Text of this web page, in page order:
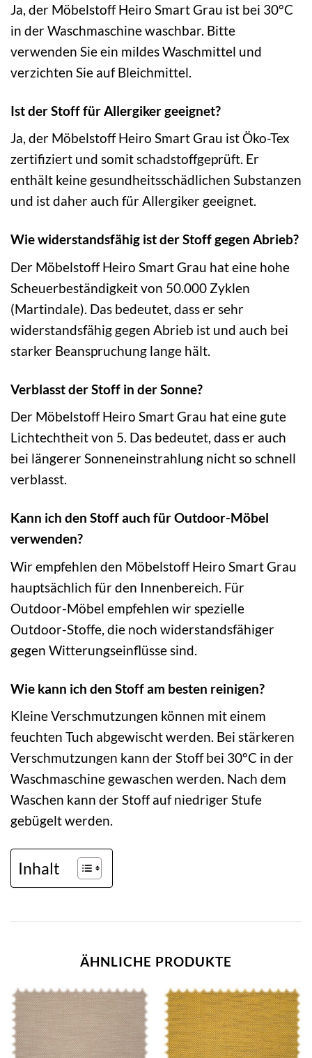
Ja, der Möbelstoff Heiro Smart Grau ist bei 30°C
in der Waschmaschine waschbar. Bitte
verwenden Sie ein mildes Waschmittel und
verzichten Sie auf Bleichmittel.
Ist der Stoff für Allergiker geeignet?
Ja, der Möbelstoff Heiro Smart Grau ist Öko-Tex
zertifiziert und somit schadstoffgeprüft. Er
enthält keine gesundheitsschädlichen Substanzen
und ist daher auch für Allergiker geeignet.
Wie widerstandsfähig ist der Stoff gegen Abrieb?
Der Möbelstoff Heiro Smart Grau hat eine hohe
Scheuerbeständigkeit von 50.000 Zyklen
(Martindale). Das bedeutet, dass er sehr
widerstandsfähig gegen Abrieb ist und auch bei
starker Beanspruchung lange hält.
Verblasst der Stoff in der Sonne?
Der Möbelstoff Heiro Smart Grau hat eine gute
Lichtechtheit von 5. Das bedeutet, dass er auch
bei längerer Sonneneinstrahlung nicht so schnell
verblasst.
Kann ich den Stoff auch für Outdoor-Möbel
verwenden?
Wir empfehlen den Möbelstoff Heiro Smart Grau
hauptsächlich für den Innenbereich. Für
Outdoor-Möbel empfehlen wir spezielle
Outdoor-Stoffe, die noch widerstandsfähiger
gegen Witterungseinflüsse sind.
Wie kann ich den Stoff am besten reinigen?
Kleine Verschmutzungen können mit einem
feuchten Tuch abgewischt werden. Bei stärkeren
Verschmutzungen kann der Stoff bei 30°C in der
Waschmaschine gewaschen werden. Nach dem
Waschen kann der Stoff auf niedriger Stufe
gebügelt werden.
Inhalt
ÄHNLICHE PRODUKTE